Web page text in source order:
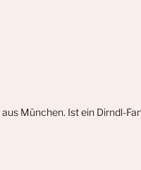
München. Ist ein Dirndl-